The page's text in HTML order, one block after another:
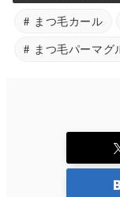
まつ毛カール
まつ毛パーマグ